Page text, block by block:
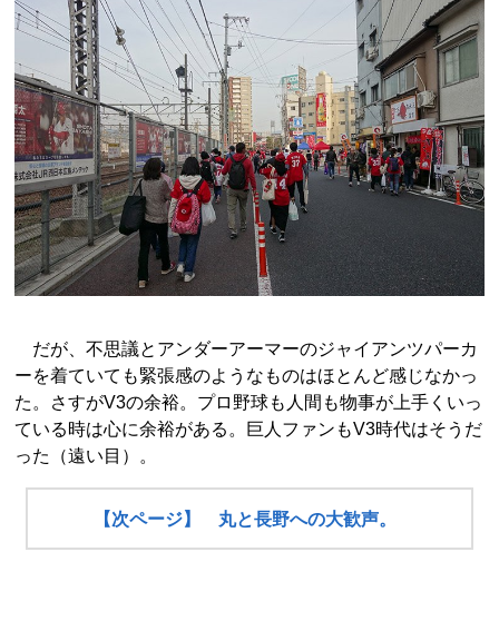
だが、不思議とアンダーアーマーのジャイアンツパーカ
ーを着ていても緊張感のようなものはほとんど感じなかっ
た。さすがV3の余裕。プロ野球も人間も物事が上手くいっ
ている時は心に余裕がある。巨人ファンもV3時代はそうだ
った（遠い目）。
【次ページ】 丸と長野への大歓声。